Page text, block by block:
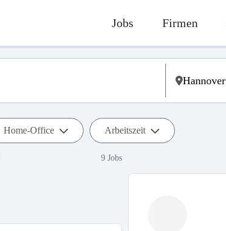
Jobs Firmen
Home-Office Arbeitszeit
9 Jobs